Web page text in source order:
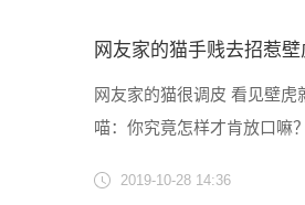
网友家的猫手贱去招惹
网友家的猫很调皮 看见壁
喵：你究竟怎样才肯放口
2019-10-28 14:36